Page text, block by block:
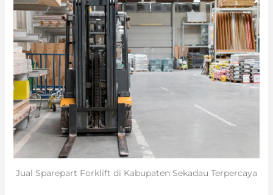
Jual Sparepart Forklift di Kabupaten Sekadau Terpercaya